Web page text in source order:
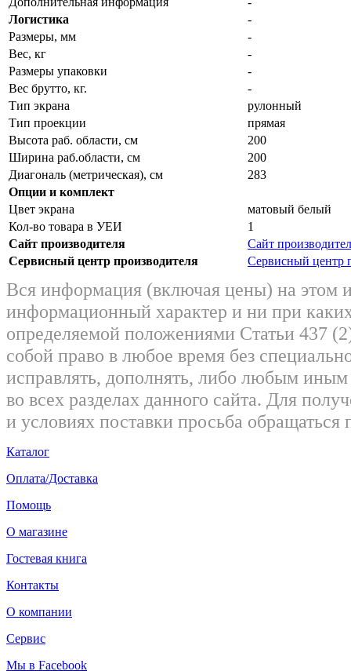
Логистика
-
Размеры, мм
-
Вес, кг
-
Размеры упаковки
-
Вес брутто, кг.
-
Тип экрана
рулонный
Тип проекции
прямая
Высота раб. области, см
200
Ширина раб.области, см
200
Диагональ (метрическая), см
283
Опции и комплект
Цвет экрана
матовый белый
Кол-во товара в УЕИ
1
Сайт производителя
Сайт
Сервисный центр производителя
Сервисный центр
Вся информация (включая цены) на этом
информационный характер и ни при
определяемой положениями Статьи 437
собой право в любое время без
исправлять, дополнять, либо любым
во всех разделах данного сайта. Для
и условиях поставки просьба
Каталог
Оплата/Доставка
Помощь
О магазине
Гостевая книга
Контакты
О компании
Сервис
Мы в Facebook